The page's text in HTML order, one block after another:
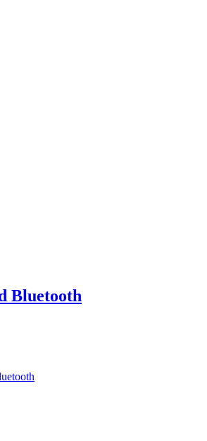
Bluetooth